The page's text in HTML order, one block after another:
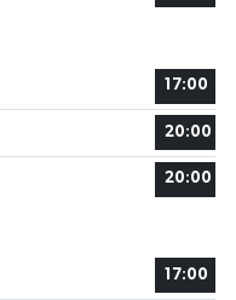
17:00
20:00
20:00
17:00